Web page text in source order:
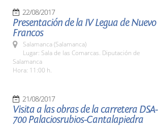
22/08/2017
Presentación de la IV Legua de Nuevo
Francos
Salamanca (Salamanca)
Lugar: Sala de las Comarcas. Diputación de
Salamanca
Hora: 11:00 h.
21/08/2017
Visita a las obras de la carretera DSA-
700 Palaciosrubios-Cantalapiedra